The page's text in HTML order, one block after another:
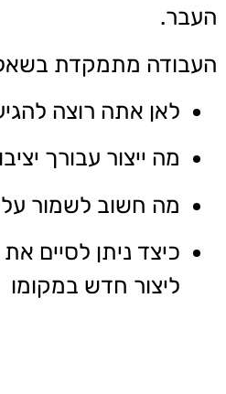
העבר.
העבודה מתמקדת
לאן אתה רוצה
מה ייצור עבורך
מה חשוב לשמור
כיצד ניתן לסיים
ליצור חדש במקומו